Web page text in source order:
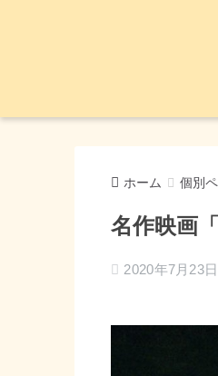
ホーム 個別
名作映画
2020年7月23日